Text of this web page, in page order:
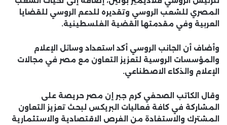
المصري للشعب الروسي وتقديره للدعم الروسي للقضايا
العربية وفي مقدمتها القضية الفلسطينية.
وأضاف أن الجانب الروسي أكد استعداد وسائل الإعلام
والمؤسسات الروسية لتعزيز التعاون مع مصر في مجالات
الإعلام والذكاء الاصطناعي.
وقال الكاتب الصحفي كرم جبر إن مصر حريصة على
المشاركة في كافة فعاليات البريكس لبحث تعزيز التعاون
المشترك والاستفادة من الفرص الاقتصادية والاستثمارية